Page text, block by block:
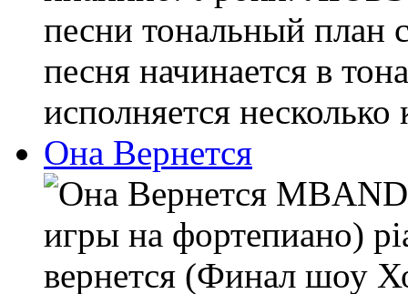
песни тональный план
песня начинается в
исполняется несколько
Она Вернется
игры на фортепиано)
вернется (Финал шоу